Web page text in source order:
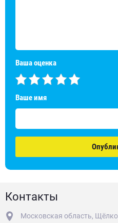
Ваша оценка
Ваше имя
Контакты
Московская область,